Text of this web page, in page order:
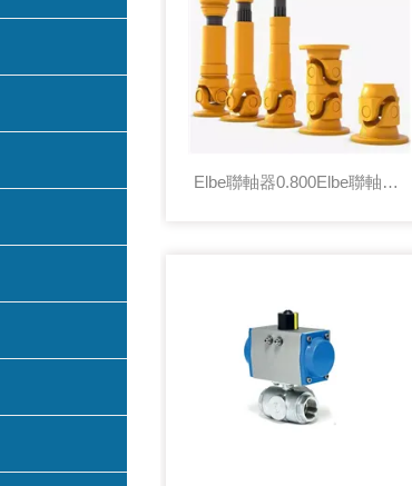
Elbe聯軸器0.800Elbe聯軸器0.109.100.0861雙萬向節架構